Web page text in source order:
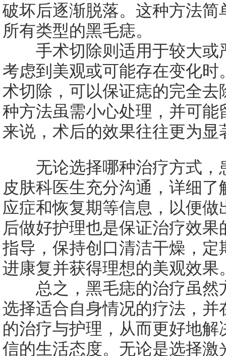
破坏后逐渐脱落。这种方法
所有类型的黑毛痣。
手术切除则适用于较大或
考虑到美观或可能存在变化
术切除，可以保证痣的完全
种方法虽需小心处理，并可
来说，术后的效果往往更为显
无论选择哪种治疗方式，
皮肤科医生充分沟通，详细
应症和恢复期等信息，以便
后做好护理也是保证治疗效
指导，保持创口清洁干燥，
进康复并获得理想的美观效果
总之，黑毛痣的治疗虽然
选择适合自身情况的疗法，
的治疗与护理，从而更好地
信的生活态度。无论是选择